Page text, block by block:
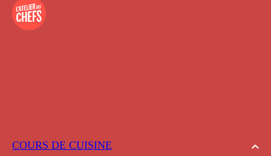
COURS DE CUISINE